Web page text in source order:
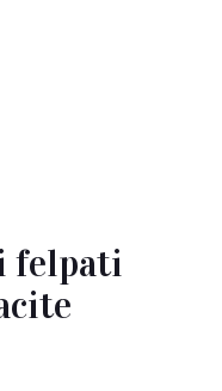
felpati